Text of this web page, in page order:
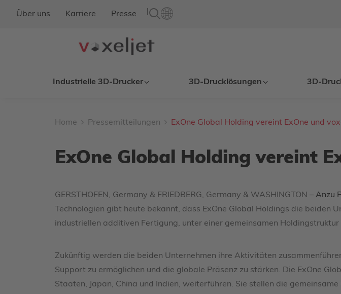
Über uns Karriere Presse
Industrielle 3D-Drucker 3D-Drucklösungen 3D-
Home Pressemitteilungen ExOne Global Holding vereint ExOne und
ExOne Global Holding vereint
GERSTHOFEN, Germany & FRIEDBERG, Germany & WASHINGTON – Anzu
Technologien gibt heute bekannt, dass ExOne Global Holdings die beiden
industriellen additiven Fertigung, unter einer gemeinsamen Holdingstruktur
Zukünftig werden die beiden Unternehmen ihre Aktivitäten
Support zu ermöglichen und die globale Präsenz zu stärken. Die ExOne
Staaten, Japan, China und Indien, weiterführen. Sie stellen die